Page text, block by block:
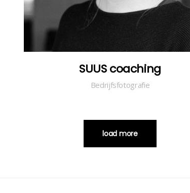
SUUS coaching
Bedrijfsfotografie
load more